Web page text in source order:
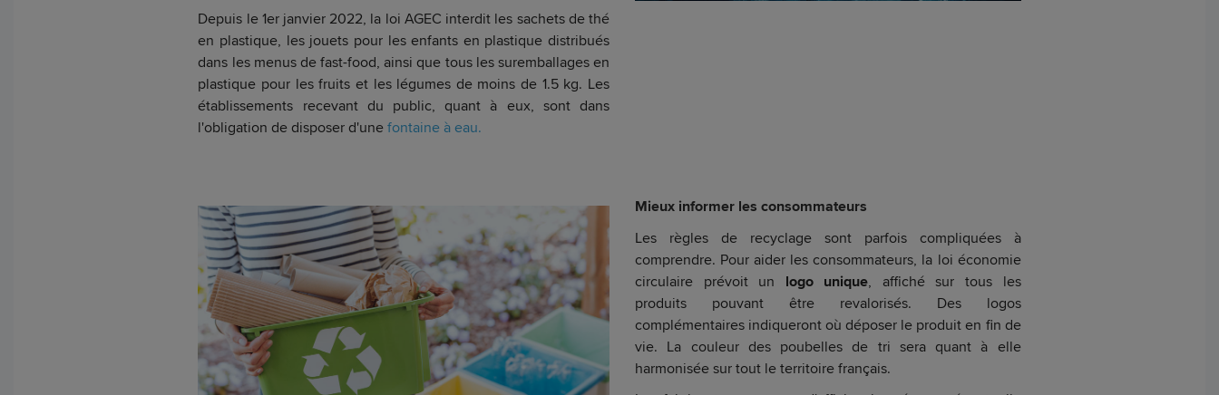
Depuis le 1er janvier 2022, la loi AGEC interdit les sachets de thé
en plastique, les jouets pour les enfants en plastique distribués
dans les menus de fast-food, ainsi que tous les suremballages en
plastique pour les fruits et les légumes de moins de 1.5 kg. Les
établissements recevant du public, quant à eux, sont dans
l'obligation de disposer d'unefontaine à eau.
Mieux informer les consommateurs
Les règles de recyclage sont parfois compliquées à
comprendre. Pour aider les consommateurs, la loi économie
circulaire prévoit un logo unique, affiché sur tous les
produits pouvant être revalorisés. Des logos
complémentaires indiqueront où déposer le produit en fin de
vie. La couleur des poubelles de tri sera quant à elle
harmonisée sur tout le territoire français.